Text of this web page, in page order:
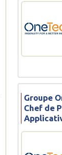
Groupe
Chef de